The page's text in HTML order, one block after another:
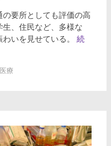
要所としても評価の高
、住民など、多様な
いを見せている。 続
医療